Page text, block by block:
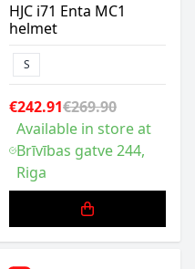
HJC i71 Enta MC1
helmet
S
€242.91€269.90
Available in store at
Brīvības gatve 244,
Riga